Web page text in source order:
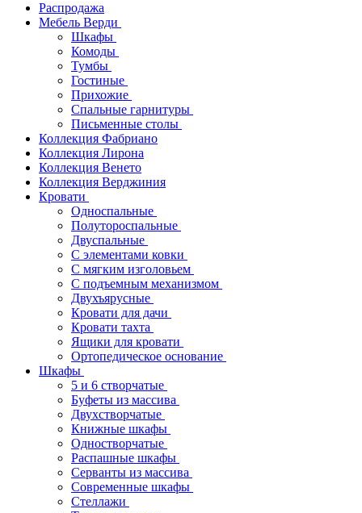
Распродажа
Мебель Верди
Шкафы
Комоды
Тумбы
Гостиные
Прихожие
Спальные гарнитуры
Письменные столы
Коллекция Фабриано
Коллекция Лирона
Коллекция Венето
Коллекция Верджиния
Кровати
Односпальные
Полутороспальные
Двуспальные
С элементами ковки
С мягким изголовьем
С подъемным механизмом
Двухъярусные
Кровати для дачи
Кровати тахта
Ящики для кровати
Ортопедическое основание
Шкафы
5 и 6 створчатые
Буфеты из массива
Двухстворчатые
Книжные шкафы
Одностворчатые
Распашные шкафы
Серванты из массива
Современные шкафы
Стеллажи